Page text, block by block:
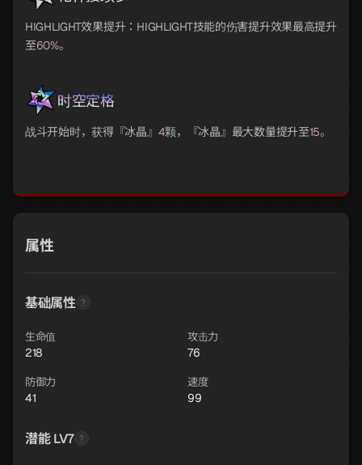
HIGHLIGHT效果提升：HIGHLIGHT技能的伤害提升效果最高提升
至60%。
时空定格
战斗开始时，获得『冰晶』 4颗，『冰晶』最大数量提升至15。
属性
基础属性
生命值
218
攻击力
76
防御力
41
速度
99
潜能 LV7